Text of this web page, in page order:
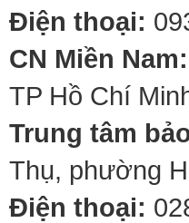
Điện thoại:
CN Miền Nam:
TP Hồ Chí
Trung tâm
Thụ, phường
Điện thoại: